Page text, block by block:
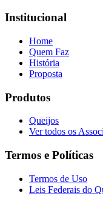
Institucional
Home
Quem Faz
História
Proposta
Produtos
Queijos
Ver todos os
Termos e Políticas
Termos de Uso
Leis Federais do